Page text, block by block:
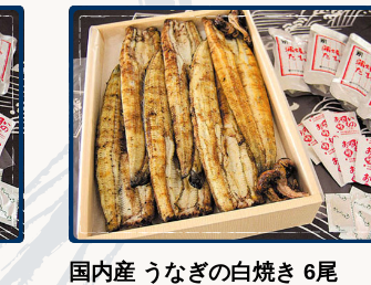
国内産 うなぎの白焼き 6尾